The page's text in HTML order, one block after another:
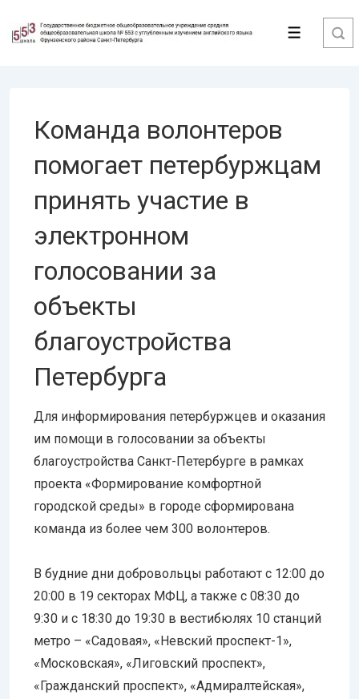
Перейти
Меню
Команда волонтеров
помогает петербуржцам
принять участие в
электронном
голосовании за
объекты
благоустройства
Петербурга
Для информирования петербуржцев и оказания
им помощи в голосовании за объекты
благоустройства Санкт-Петербурге в рамках
проекта «Формирование комфортной
городской среды» в городе сформирована
команда из более чем 300 волонтеров.
В будние дни добровольцы работают с 12:00 до
20:00 в 19 секторах МФЦ, а также с 08:30 до
9:30 и с 18:30 до 19:30 в вестибюлях 10 станций
метро – «Садовая», «Невский проспект-1»,
«Московская», «Лиговский проспект»,
«Гражданский проспект», «Адмиралтейская»,